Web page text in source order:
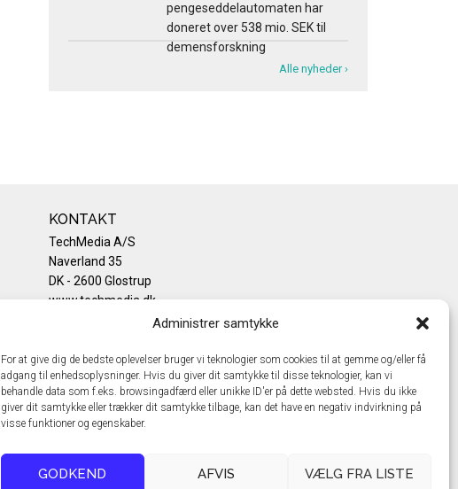
Administrer samtykke
For at give dig de bedste oplevelser bruger vi teknologier som cookies til at gemme og/eller få
adgang til enhedsoplysninger. Hvis du giver dit samtykke til disse teknologier, kan vi
behandle data som f.eks. browsingadfærd eller unikke ID'er på dette websted. Hvis du ikke
giver dit samtykke eller trækker dit samtykke tilbage, kan det have en negativ indvirkning på
visse funktioner og egenskaber.
GODKEND AFVIS VÆLG FRA LISTE
pengeseddelautomaten har
doneret over 538 mio. SEK til
demensforskning
Alle nyheder ›
KONTAKT
TechMedia A/S
Naverland 35
DK - 2600 Glostrup
www.techmedia.dk
Telefon: +45 43 24 26 28
Privatlivspolitik
Cookiepolitik